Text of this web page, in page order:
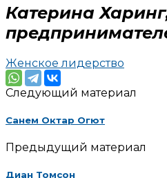
Катерина
Женское лидерство
Следующий материал
Санем Октар Огют
Предыдущий материал
Диан Томсон